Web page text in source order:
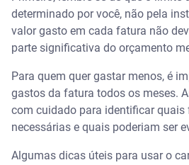
determinado por você, não pela
valor gasto em cada fatura não
parte significativa do orçamento
Para quem quer gastar menos, é
gastos da fatura todos os meses.
com cuidado para identificar quais
necessárias e quais poderiam ser
Algumas dicas úteis para usar o